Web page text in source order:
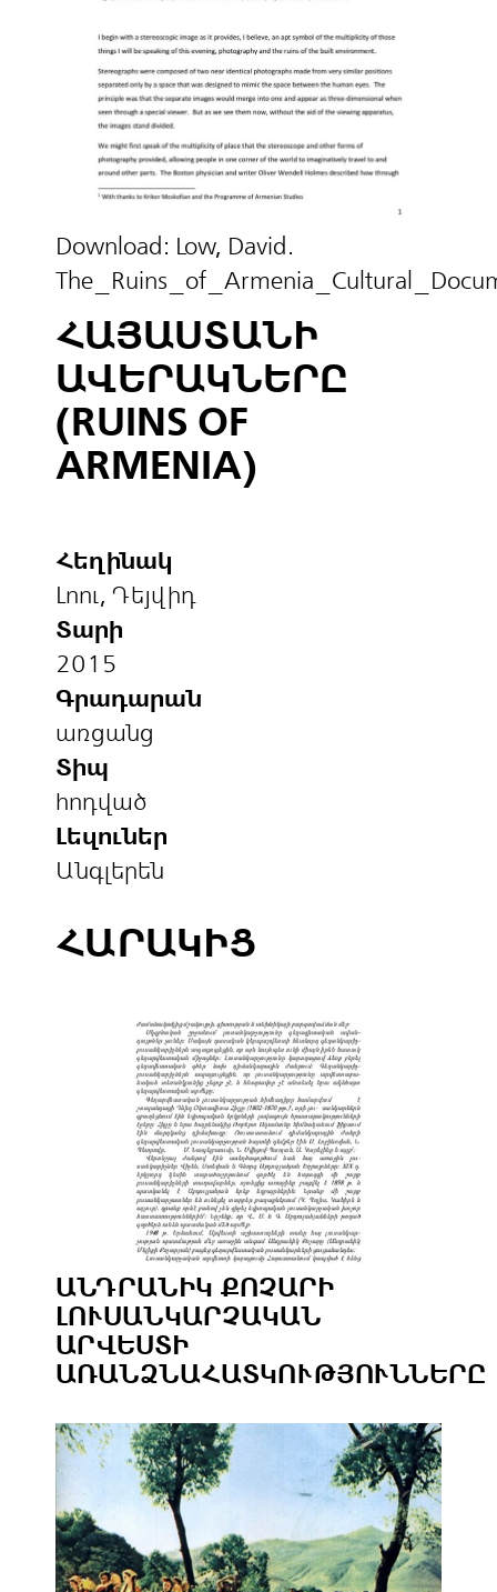
Download: Low, David.
ՀԱՅԱՍՏԱՆԻ
ԱՎԵՐԱԿՆԵՐԸ
(RUINS OF
ARMENIA)
Հեղինակ
Լոու, Դեյվիդ
Տարի
2015
Գրադարան
առցանց
Տիպ
հոդված
Լեզուներ
Անգլերեն
ՀԱՐԱԿԻՑ
ԱՆԴՐԱՆԻԿ ՔՈՉԱՐԻ
ԼՈՒՍԱՆԿԱՐՉԱԿԱՆ
ԱՐՎԵՍՏԻ
ԱՌԱՆՁՆԱՀԱՏԿՈՒԹՅՈՒՆՆԵՐԸ